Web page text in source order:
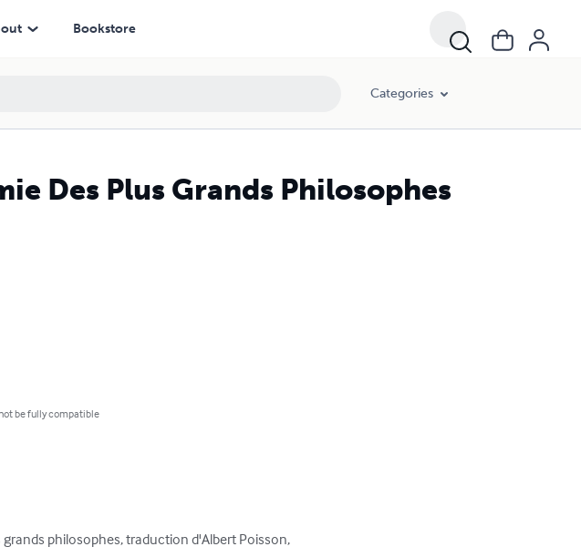
Bookstore
Categories
Des Plus Grands Philosophes
be fully compatible
philosophes, traduction d'Albert Poisson,